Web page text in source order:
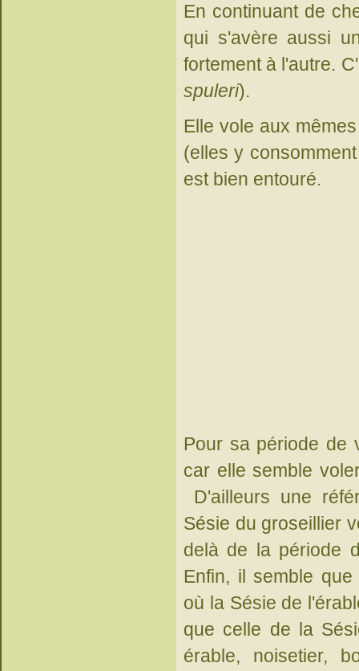
En continuant de
qui s'avère aussi
fortement à l'autre.
spuleri).
Elle vole aux
(elles y
est bien entouré.
Pour sa période de
car elle semble
D'ailleurs une
Sésie du groseillier
delà de la période
Enfin, il semble
où la Sésie de
que celle de la
érable, noisetier,